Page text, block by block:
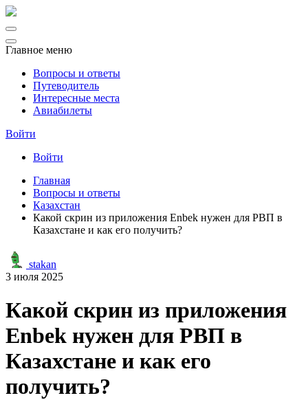
Главное меню
Вопросы и ответы
Путеводитель
Интересные места
Авиабилеты
Войти
Войти
Главная
Вопросы и ответы
Казахстан
Какой скрин из приложения Enbek нужен для РВП в
Казахстане и как его получить?
stakan
3 июля 2025
Какой скрин из приложения
Enbek нужен для РВП в
Казахстане и как его
получить?